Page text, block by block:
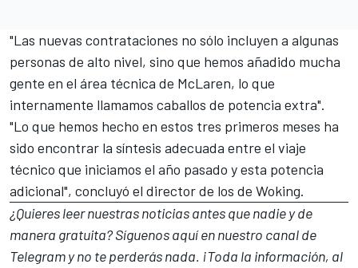
"Las nuevas contrataciones no sólo incluyen a algunas
personas de alto nivel, sino que hemos añadido mucha
gente en el área técnica de McLaren, lo que
internamente llamamos caballos de potencia extra".
"Lo que hemos hecho en estos tres primeros meses ha
sido encontrar la síntesis adecuada entre el viaje
técnico que iniciamos el año pasado y esta potencia
adicional", concluyó el director de los de Woking.
¿Quieres leer nuestras noticias antes que nadie y de
manera gratuita? Síguenosaquí en nuestro canal de
Telegramy no te perderás nada. ¡Toda la información, al